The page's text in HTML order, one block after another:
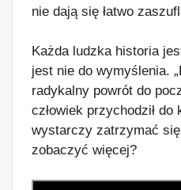
nie dają się łatwo
Każda ludzka historia
jest nie do wymyślenia.
radykalny powrót do
człowiek przychodził do
wystarczy zatrzymać się
zobaczyć więcej?